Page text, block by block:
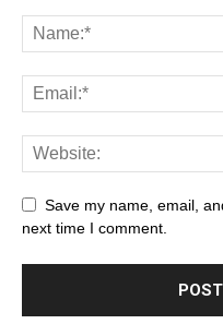
Save my name, email,
next time I comment.